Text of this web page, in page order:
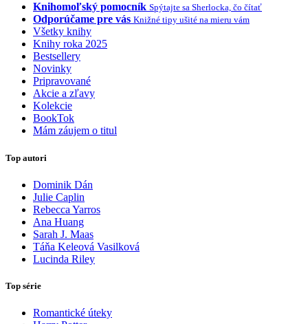
Knihomoľský pomocník Spýtajte sa Sherlocka, čo čítať
Odporúčame pre vás Knižné tipy ušité na mieru vám
Všetky knihy
Knihy roka 2025
Bestsellery
Novinky
Pripravované
Akcie a zľavy
Kolekcie
BookTok
Mám záujem o titul
Top autori
Dominik Dán
Julie Caplin
Rebecca Yarros
Ana Huang
Sarah J. Maas
Táňa Keleová Vasilková
Lucinda Riley
Top série
Romantické úteky